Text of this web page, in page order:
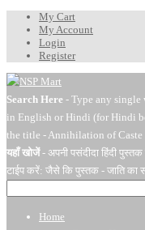
My Cart
My Account
Login
Register
Search Here - Type any
in English or Hindi (for Hindi
the title - Annihilation of Caste
यहाँ खोजें- अपनी पसंदीदा हिंदी
टाईप करें: जैसे कि पुस्तक - जाति का
Home